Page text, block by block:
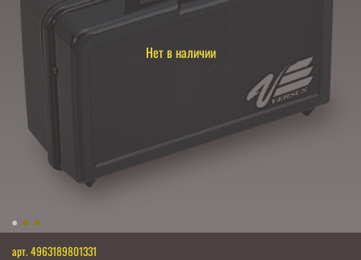
Нет в наличии
арт. 4963189801331